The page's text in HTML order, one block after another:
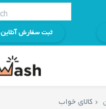
ثبت سفارش آنلاین
کالای خواب